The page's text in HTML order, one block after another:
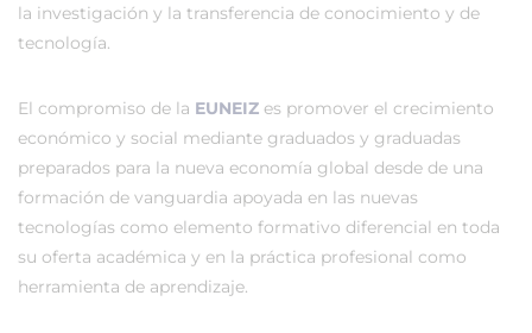
la investigación y la transferencia de conocimiento y de
tecnología.
El compromiso de la EUNEIZ es promover el crecimiento
económico y social mediante graduados y graduadas
preparados para la nueva economía global desde de una
formación de vanguardia apoyada en las nuevas
tecnologías como elemento formativo diferencial en toda
su oferta académica y en la práctica profesional como
herramienta de aprendizaje.